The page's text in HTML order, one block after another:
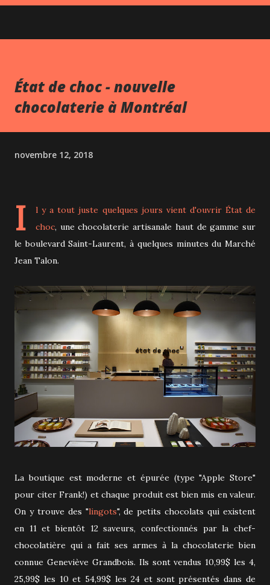
État de choc - nouvelle
chocolaterie à Montréal
novembre 12, 2018
I l y a tout juste quelques jours vient d'ouvrir État de
choc, une chocolaterie artisanale haut de gamme sur
le boulevard Saint-Laurent, à quelques minutes du Marché
Jean Talon.
La boutique est moderne et épurée (type "Apple Store"
pour citer Frank!) et chaque produit est bien mis en valeur.
On y trouve des "lingots", de petits chocolats qui existent
en 11 et bientôt 12 saveurs, confectionnés par la chef-
chocolatière qui a fait ses armes à la chocolaterie bien
connue Geneviève Grandbois. Ils sont vendus 10,99$ les 4,
25,99$ les 10 et 54,99$ les 24 et sont présentés dans de